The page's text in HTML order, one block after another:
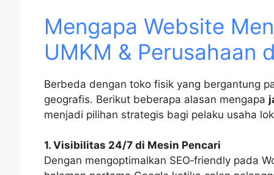
Mengapa Website
UMKM & Perusahaan
Berbeda dengan toko fisik yang bergantung
geografis. Berikut beberapa alasan mengapa
menjadi pilihan strategis bagi pelaku usaha
1. Visibilitas 24/7 di Mesin Pencari
Dengan mengoptimalkan SEO‑friendly pada